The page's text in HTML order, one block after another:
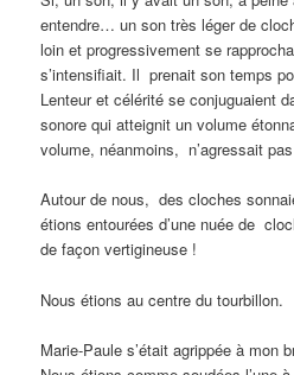
entendre… un son très léger de
loin et progressivement se
s’intensifiait. Il prenait son temps
Lenteur et célérité se conjuguaient
sonore qui atteignit un volume
volume, néanmoins, n’agressait
Autour de nous, des cloches
étions entourées d’une nuée de
de façon vertigineuse !
Nous étions au centre du tourbillon.
Marie-Paule s’était agrippée à mon